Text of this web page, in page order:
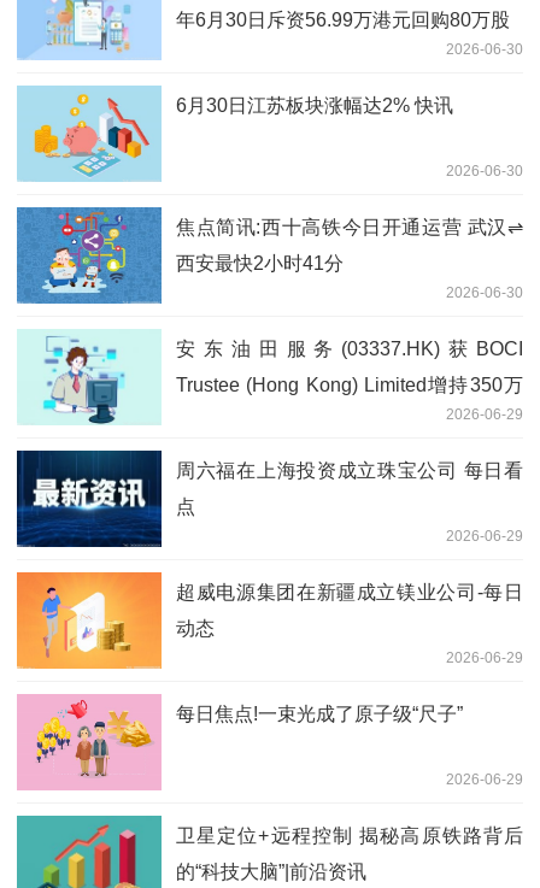
年6月30日斥资56.99万港元回购80万股
2026-06-30
6月30日江苏板块涨幅达2% 快讯
2026-06-30
焦点简讯:西十高铁今日开通运营 武汉⇌
西安最快2小时41分
2026-06-30
安东油田服务(03337.HK)获BOCI
Trustee (Hong Kong) Limited增持350万
2026-06-29
周六福在上海投资成立珠宝公司 每日看
点
2026-06-29
超威电源集团在新疆成立镁业公司-每日
动态
2026-06-29
每日焦点!一束光成了原子级“尺子”
2026-06-29
卫星定位+远程控制 揭秘高原铁路背后
的“科技大脑”|前沿资讯